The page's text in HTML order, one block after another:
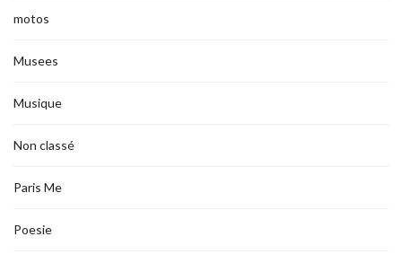
motos
Musees
Musique
Non classé
Paris Me
Poesie